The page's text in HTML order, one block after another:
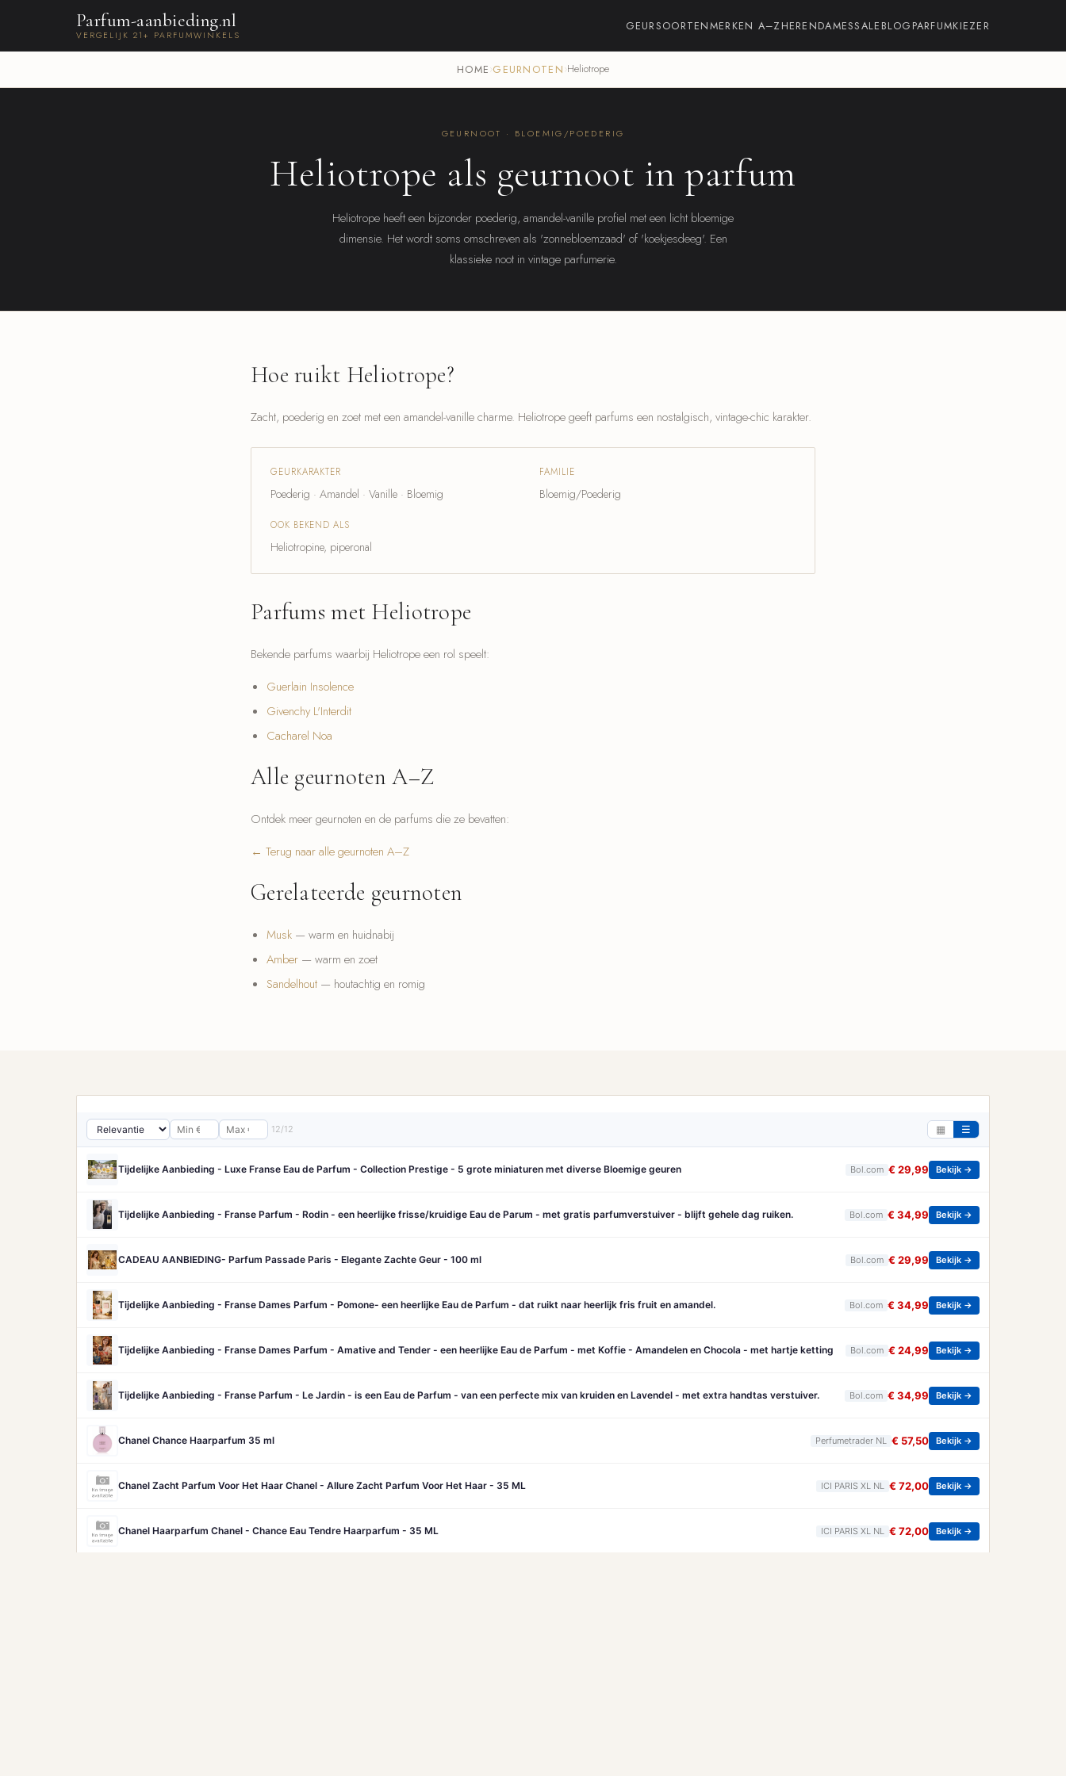
Parfum-aanbieding.nl
VERGELIJK 21+ PARFUMWINKELS
GEURSOORTENMERKEN A–Z HERENDAMESSALE BLOG PARFUMKIEZER
HOME›GEURNOTEN›Heliotrope
GEURNOOT · BLOEMIG/POEDERIG
Heliotrope als geurnoot in parfum
Heliotrope heeft een bijzonder poederig, amandel-vanille profiel met een licht bloemige
dimensie. Het wordt soms omschreven als 'zonnebloemzaad' of 'koekjesdeeg'. Een
klassieke noot in vintage parfumerie.
Hoe ruikt Heliotrope?
Zacht, poederig en zoet met een amandel-vanille charme. Heliotrope geeft parfums een nostalgisch, vintage-chic karakter.
GEURKARAKTER
Poederig · Amandel · Vanille · Bloemig
FAMILIE
Bloemig/Poederig
OOK BEKEND ALS
Heliotropine, piperonal
Parfums met Heliotrope
Bekende parfums waarbij Heliotrope een rol speelt:
Guerlain Insolence
Givenchy L'Interdit
Cacharel Noa
Alle geurnoten A–Z
Ontdek meer geurnoten en de parfums die ze bevatten:
← Terug naar alle geurnoten A–Z
Gerelateerde geurnoten
Musk — warm en huidnabij
Amber — warm en zoet
Sandelhout — houtachtig en romig
12/12 ▦ ☰
Tijdelijke Aanbieding - Luxe Franse Eau de Parfum - Collection Prestige - 5 grote miniaturen met diverse Bloemige geuren Bol.com € 29,99 Bekijk →
Tijdelijke Aanbieding - Franse Parfum - Rodin - een heerlijke frisse/kruidige Eau de Parum - met gratis parfumverstuiver - blijft gehele dag ruiken. Bol.com € 34,99 Bekijk →
CADEAU AANBIEDING- Parfum Passade Paris - Elegante Zachte Geur - 100 ml Bol.com € 29,99 Bekijk →
Tijdelijke Aanbieding - Franse Dames Parfum - Pomone- een heerlijke Eau de Parfum - dat ruikt naar heerlijk fris fruit en amandel. Bol.com € 34,99 Bekijk →
Tijdelijke Aanbieding - Franse Dames Parfum - Amative and Tender - een heerlijke Eau de Parfum - met Koffie - Amandelen en Chocola - met hartje ketting Bol.com € 24,99 Bekijk →
Tijdelijke Aanbieding - Franse Parfum - Le Jardin - is een Eau de Parfum - van een perfecte mix van kruiden en Lavendel - met extra handtas verstuiver. Bol.com € 34,99 Bekijk →
Chanel Chance Haarparfum 35 ml Perfumetrader NL € 57,50 Bekijk →
Chanel Zacht Parfum Voor Het Haar Chanel - Allure Zacht Parfum Voor Het Haar - 35 ML ICI PARIS XL NL € 72,00 Bekijk →
Chanel Haarparfum Chanel - Chance Eau Tendre Haarparfum - 35 ML ICI PARIS XL NL € 72,00 Bekijk →